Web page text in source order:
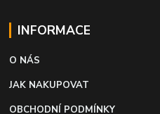
INFORMACE
O NÁS
JAK NAKUPOVAT
OBCHODNÍ PODMÍNKY